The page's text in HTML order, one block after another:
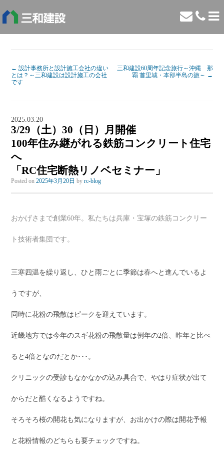
← 設計事務所と設計施工会社の違い
とは？～三和建設は設計施工の会社
です
三和建設60周年記念旅行～沖縄 那
覇 首里城・本部半島の旅～ →
2025.03.20
3/29（土）30（日）月開催
100年住み継がれる鉄筋コンクリート住宅
へ
「RC住宅断熱リノベセミナー」
Posted on2025年3月20日 byrc-blog
おかげさまで創業60年。私たちは兵庫・宝塚の鉄筋コンクリー
ト技術者集団です。
三寒四温を繰り返し、ひと雨ごとに季節は春へと進んでいるよ
うですが、
同時に花粉の飛散はピークを迎えています。
近畿地方では今年のスギ花粉の飛散量は例年の2倍、昨年と比べ
ると4倍となのだとか･･･。
クリニックの受診もなかなかの込み具合で、やはり症状が出て
からだと酷くなるようですね。
そろそろ桜の開花も気になりますが、お出かけの際は開花予報
と花粉情報のどちらも要チェックですね。